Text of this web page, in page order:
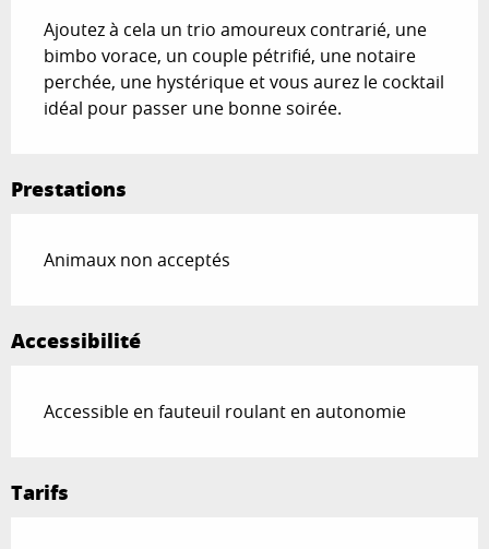
Ajoutez à cela un trio amoureux contrarié, une
bimbo vorace, un couple pétrifié, une notaire
perchée, une hystérique et vous aurez le cocktail
idéal pour passer une bonne soirée.
Prestations
Animaux non acceptés
Accessibilité
Accessible en fauteuil roulant en autonomie
Tarifs